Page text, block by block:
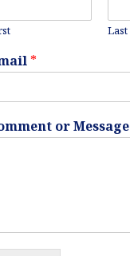
Last
*
or Message